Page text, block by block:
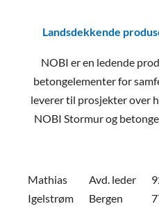
Landsdekkende
NOBI er en ledende
betongelementer for
leverer til prosjekter over
NOBI Stormur og
Mathias
Igelstrøm
Avd. leder
Bergen